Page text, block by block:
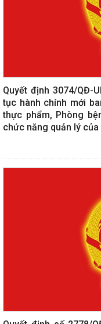
Quyết định 3074/QĐ-
tục hành chính mới
thực phẩm, Phòng
chức năng quản lý của